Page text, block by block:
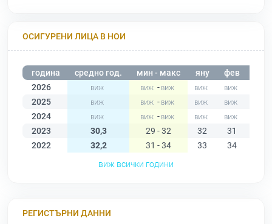
ОСИГУРЕНИ ЛИЦА В НОИ
година средно год. мин - макс яну фев
2026
-
2025
-
2024
-
2023
30,3 29 - 32 32 31
2022
32,2 31 - 34 33 34
виж всички години
РЕГИСТЪРНИ ДАННИ